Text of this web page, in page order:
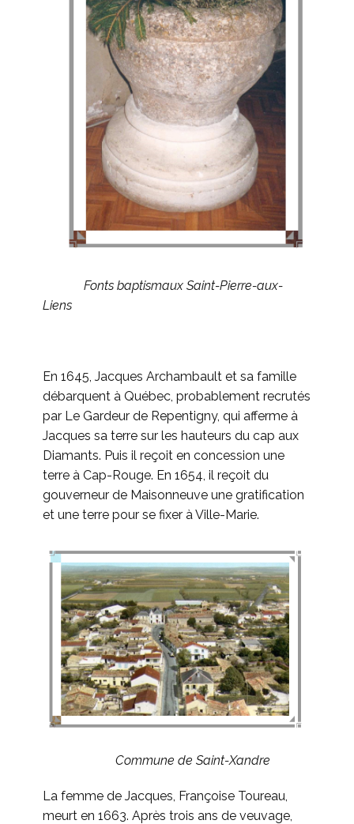
Fonts baptismaux Saint-Pierre-aux-
Liens
En 1645, Jacques Archambault et sa famille
débarquent à Québec, probablement recrutés
par Le Gardeur de Repentigny, qui afferme à
Jacques sa terre sur les hauteurs du cap aux
Diamants. Puis il reçoit en concession une
terre à Cap-Rouge. En 1654, il reçoit du
gouverneur de Maisonneuve une gratification
et une terre pour se fixer à Ville-Marie.
Commune de Saint-Xandre
La femme de Jacques, Françoise Toureau,
meurt en 1663. Après trois ans de veuvage,